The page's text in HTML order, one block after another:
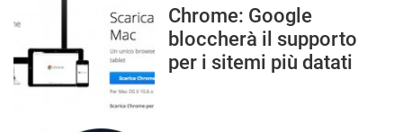
Chrome: Google
bloccherà il supporto
per i sitemi più datati